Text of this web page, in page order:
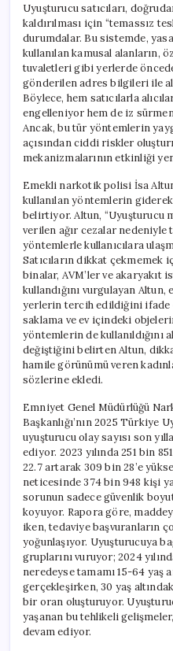
Uyuşturucu satıcıları,
kaldırılması için “temassız
durumdalar. Bu sistemde,
kullanılan kamusal alanların,
tuvaletleri gibi yerlerde
gönderilen adres bilgileri ile
Böylece, hem satıcılarla
engelleniyor hem de iz
Ancak, bu tür yöntemlerin
açısından ciddi riskler
mekanizmalarının etkinliği
Emekli narkotik polisi İsa
kullanılan yöntemlerin
belirtiyor. Altun, “Uyuşturucu
verilen ağır cezalar nedeniyle
yöntemlerle kullanıcılara
Satıcıların dikkat çekmemek
binalar, AVM’ler ve akaryakıt
kullandığını vurgulayan
yerlerin tercih edildiğini ifade
saklama ve ev içindeki
yöntemlerin de
değiştiğini belirten Altun,
hamile görünümü veren
sözlerine ekledi.
Emniyet Genel Müdürlüğü
Başkanlığı’nın 2025 Türkiye
uyuşturucu olay sayısı son
ediyor. 2023 yılında 251 bin
22.7 artarak 309 bin 28’e
neticesinde 374 bin 948 kişi
sorunun sadece güvenlik
koyuyor. Rapora göre,
iken, tedaviye başvuranların
yoğunlaşıyor. Uyuşturucuya
gruplarını vuruyor; 2024
neredeyse tamamı 15-64 yaş
gerçekleşirken, 30 yaş
bir oran oluşturuyor.
yaşanan bu tehlikeli
devam ediyor.